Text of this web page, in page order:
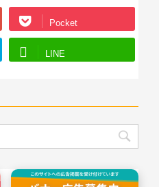
Pocket
LINE